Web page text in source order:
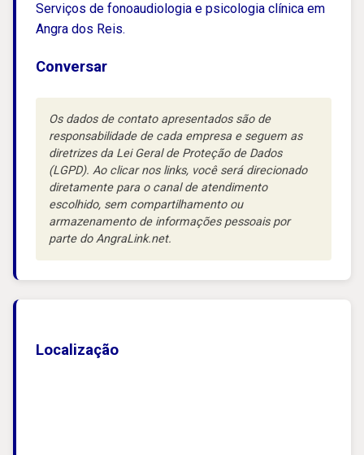
Serviços de fonoaudiologia e psicologia clínica em
Angra dos Reis.
Conversar
Os dados de contato apresentados são de
responsabilidade de cada empresa e seguem as
diretrizes da Lei Geral de Proteção de Dados
(LGPD). Ao clicar nos links, você será direcionado
diretamente para o canal de atendimento
escolhido, sem compartilhamento ou
armazenamento de informações pessoais por
parte do AngraLink.net.
Localização